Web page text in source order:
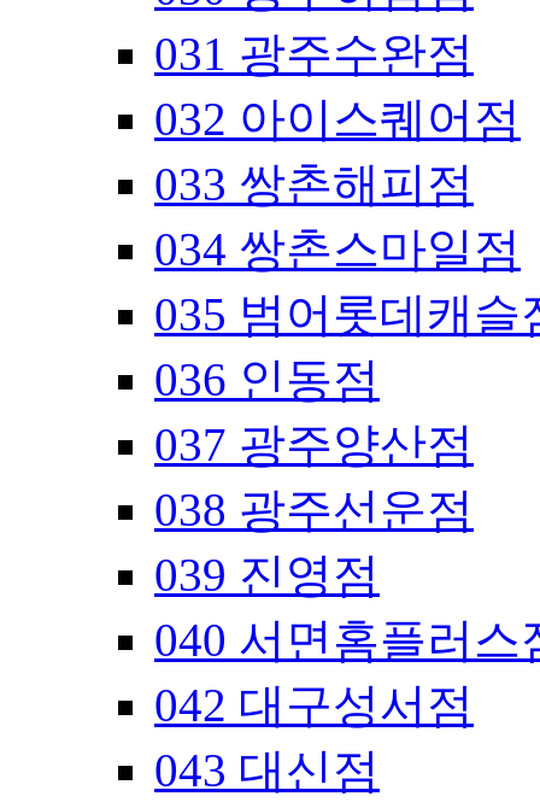
031 광주수완점
032 아이스퀘어점
033 쌍촌해피점
034 쌍촌스마일점
035 범어롯데캐슬
036 인동점
037 광주양산점
038 광주선운점
039 진영점
040 서면홈플러스
042 대구성서점
043 대신점